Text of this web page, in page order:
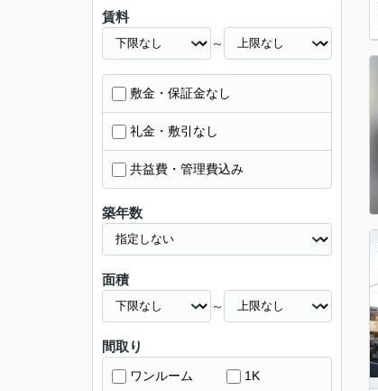
賃料
～
敷金・保証金なし
礼金・敷引なし
共益費・管理費込み
築年数
面積
～
間取り
ワンルーム 1K